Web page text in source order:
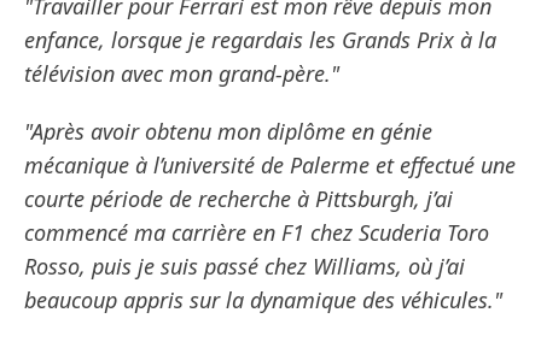
"Travailler pour Ferrari est mon rêve depuis mon
enfance, lorsque je regardais les Grands Prix à la
télévision avec mon grand-père."
"Après avoir obtenu mon diplôme en génie
mécanique à l’université de Palerme et effectué une
courte période de recherche à Pittsburgh, j’ai
commencé ma carrière en F1 chez Scuderia Toro
Rosso, puis je suis passé chez Williams, où j’ai
beaucoup appris sur la dynamique des véhicules."